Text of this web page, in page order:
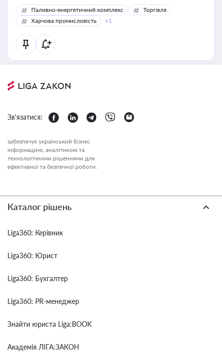
Паливно-енергетичний комплекс
Торгівля
Харчова промисловість
+1
Зв'язатися:
забезпечує український бізнес
інформацією, аналітикою та
технологічними рішеннями для
ефективної та безпечної роботи.
Каталог рішень
Liga360: Керівник
Liga360: Юрист
Liga360: Бухгалтер
Liga360: PR-менеджер
Знайти юриста Liga:BOOK
Академія ЛІГА:ЗАКОН